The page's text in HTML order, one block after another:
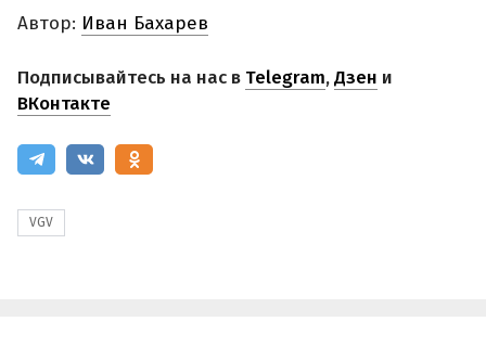
Автор: Иван Бахарев
Подписывайтесь на нас в Telegram,Дзен и
ВКонтакте
VGV